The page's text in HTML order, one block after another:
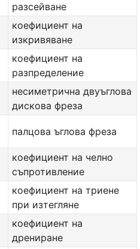
разсейване
коефициент на
изкривяване
коефициент на
разпределение
несиметрична двуъглова
дискова фреза
палцова ъглова фреза
коефициент на челно
съпротивление
коефициент на триене
при изтегляне
коефициент на
дрениране